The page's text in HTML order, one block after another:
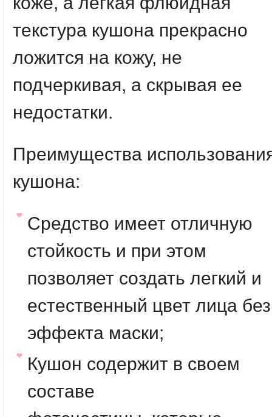
текстура кушона прекрасно
ложится на кожу, не
подчеркивая, а скрывая ее
недостатки.
Преимущества
кушона:
Средство имеет отличную
стойкость и при этом
позволяет создать легкий и
естественный цвет лица без
эффекта маски;
Кушон содержит в своем
составе